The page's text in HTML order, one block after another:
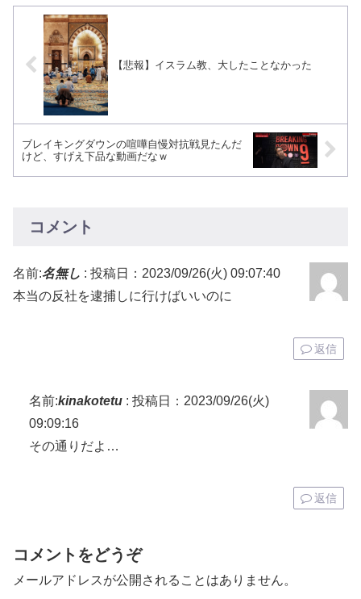
【悲報】イスラム教、大したことなかった
ブレイキングダウンの喧嘩自慢対抗戦見たんだ
けど、すげえ下品な動画だなｗ
コメント
名前:名無し : 投稿日：2023/09/26(火) 09:07:40
本当の反社を逮捕しに行けばいいのに
返信
名前:kinakotetu : 投稿日：2023/09/26(火)
09:09:16
その通りだよ…
返信
コメントをどうぞ
メールアドレスが公開されることはありません。